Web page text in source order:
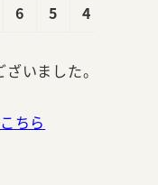
6 5 4
いました。
こちら